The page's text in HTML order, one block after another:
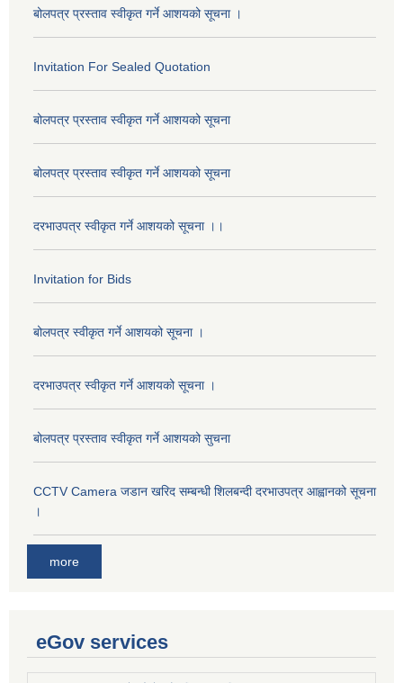
बोलपत्र प्रस्ताव स्वीकृत गर्ने आशयको सूचना ।
Invitation For Sealed Quotation
बोलपत्र प्रस्ताव स्वीकृत गर्ने आशयको सूचना
बोलपत्र प्रस्ताव स्वीकृत गर्ने आशयको सूचना
दरभाउपत्र स्वीकृत गर्ने आशयको सूचना ।।
Invitation for Bids
बोलपत्र स्वीकृत गर्ने आशयको सूचना ।
दरभाउपत्र स्वीकृत गर्ने आशयको सूचना ।
बोलपत्र प्रस्ताव स्वीकृत गर्ने आशयको सुचना
CCTV Camera जडान खरिद सम्बन्धी शिलबन्दी दरभाउपत्र आह्वानको सूचना
।
more
eGov services